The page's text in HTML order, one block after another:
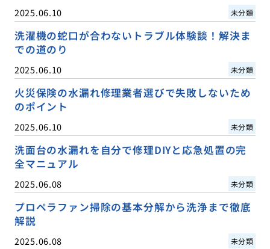
2025.06.10 未分類
洗濯機の蛇口が合わないトラブル体験談！解決ま
での道のり
2025.06.10 未分類
火災保険の水漏れ修理業者選びで失敗しないため
のポイント
2025.06.10 未分類
洗面台の水漏れを自分で修理DIYと応急処置の完
全マニュアル
2025.06.08 未分類
プロペラファン掃除の基本分解から洗浄まで徹底
解説
2025.06.08 未分類